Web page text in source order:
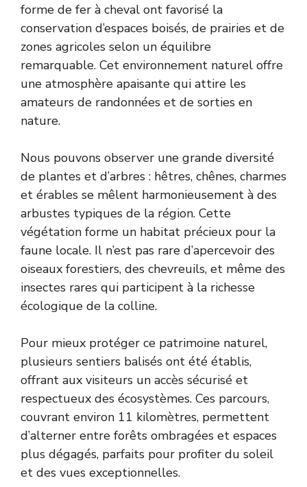
forme de fer à cheval ont favorisé la
conservation d’espaces boisés, de prairies et de
zones agricoles selon un équilibre
remarquable. Cet environnement naturel offre
une atmosphère apaisante qui attire les
amateurs de randonnées et de sorties en
nature.
Nous pouvons observer une grande diversité
de plantes et d’arbres : hêtres, chênes, charmes
et érables se mêlent harmonieusement à des
arbustes typiques de la région. Cette
végétation forme un habitat précieux pour la
faune locale. Il n’est pas rare d’apercevoir des
oiseaux forestiers, des chevreuils, et même des
insectes rares qui participent à la richesse
écologique de la colline.
Pour mieux protéger ce patrimoine naturel,
plusieurs sentiers balisés ont été établis,
offrant aux visiteurs un accès sécurisé et
respectueux des écosystèmes. Ces parcours,
couvrant environ 11 kilomètres, permettent
d’alterner entre forêts ombragées et espaces
plus dégagés, parfaits pour profiter du soleil
et des vues exceptionnelles.